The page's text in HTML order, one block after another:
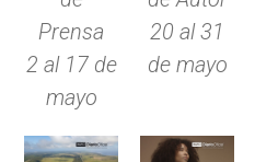
Prensa
2 al 17 de
mayo
20 al 31
de mayo